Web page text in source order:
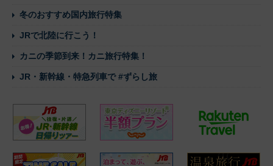
冬のおすすめ国内旅行特集
JRで北陸に行こう！
カニの季節到来！カニ旅行特集！
JR・新幹線・特急列車で #ずらし旅